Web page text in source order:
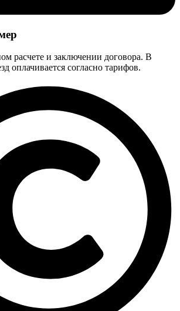
расчете и заключении договора. В
оплачивается согласно тарифов.